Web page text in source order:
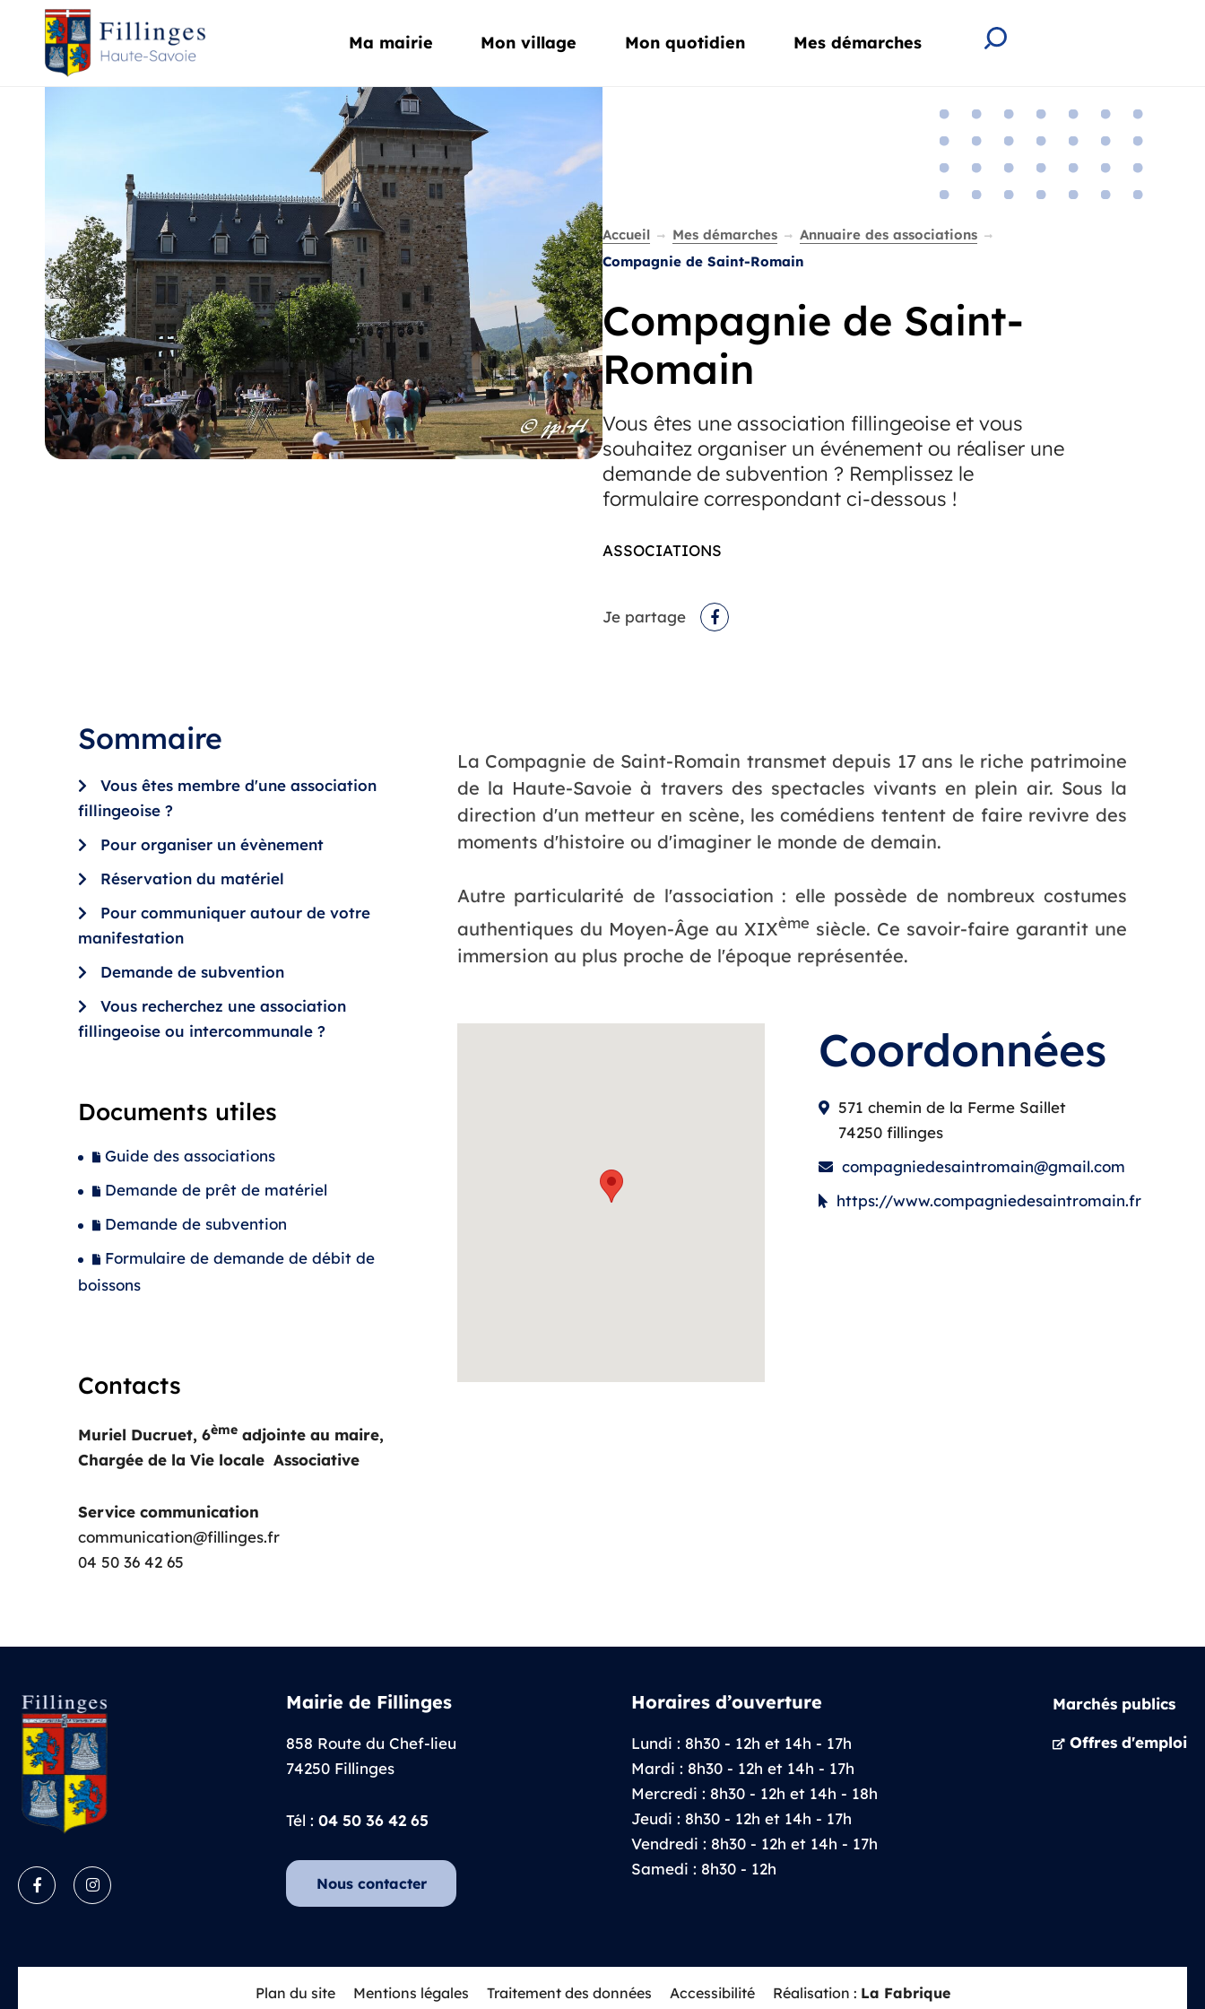
Ma mairie Mon village Mon quotidien Mes démarches Rechercher
Accueil Mes démarches
Annuaire des associations
Compagnie de Saint-Romain
Compagnie de Saint-
Romain
Vous êtes une association fillingeoise et vous
souhaitez organiser un événement ou réaliser une
demande de subvention ? Remplissez le
formulaire correspondant ci-dessous !
ASSOCIATIONS
Je partage
Facebook
Sommaire
Vous êtes membre d'une association
fillingeoise ?
Pour organiser un évènement
Réservation du matériel
Pour communiquer autour de votre
manifestation
Demande de subvention
Vous recherchez une association
fillingeoise ou intercommunale ?
Documents utiles
Guide des associations
Demande de prêt de matériel
Demande de subvention
Formulaire de demande de débit de
boissons
Contacts
Muriel Ducruet, 6ème adjointe au maire,
Chargée de la Vie locale Associative
Service communication
communication@fillinges.fr
04 50 36 42 65
La Compagnie de Saint-Romain transmet depuis 17 ans le riche patrimoine
de la Haute-Savoie à travers des spectacles vivants en plein air. Sous la
direction d'un metteur en scène, les comédiens tentent de faire revivre des
moments d'histoire ou d'imaginer le monde de demain.
Autre particularité de l'association : elle possède de nombreux costumes
authentiques du Moyen-Âge au XIXème siècle. Ce savoir-faire garantit une
immersion au plus proche de l'époque représentée.
Coordonnées
571 chemin de la Ferme Saillet
74250 fillinges
compagniedesaintromain@gmail.com
https://www.compagniedesaintromain.fr
FacebookInstagram
Mairie de Fillinges
858 Route du Chef-lieu
74250 Fillinges
Tél : 04 50 36 42 65
Nous contacter
Horaires d’ouverture
Lundi : 8h30 - 12h et 14h - 17h
Mardi : 8h30 - 12h et 14h - 17h
Mercredi : 8h30 - 12h et 14h - 18h
Jeudi : 8h30 - 12h et 14h - 17h
Vendredi : 8h30 - 12h et 14h - 17h
Samedi : 8h30 - 12h
Marchés publics
Offres d'emploi
Plan du site Mentions légales Traitement des données Accessibilité Réalisation : La Fabrique